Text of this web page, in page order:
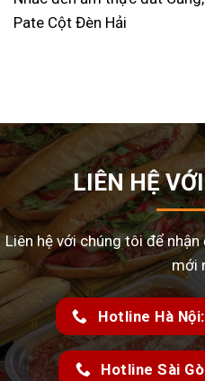
Tết Nguyên Đán là dịp sum
LIÊN HỆ
Liên hệ với chúng tôi để
mới
Hotline Hà
Hotline Sài